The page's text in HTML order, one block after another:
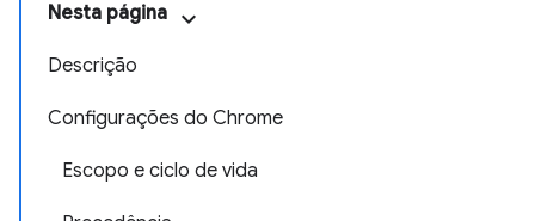
Nesta página
Descrição
Configurações do Chrome
Escopo e ciclo de vida